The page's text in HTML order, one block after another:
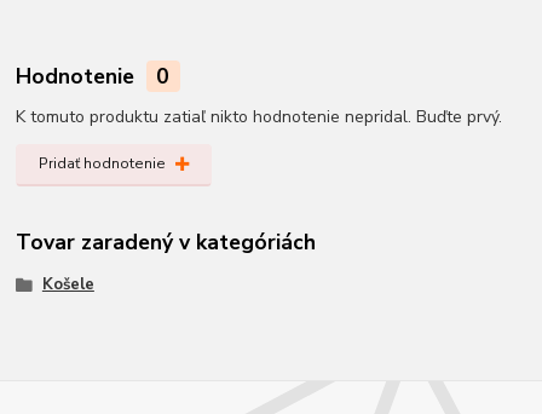
Hodnotenie 0
K tomuto produktu zatiaľ nikto hodnotenie nepridal. Buďte prvý.
Pridať hodnotenie
Tovar zaradený v kategóriách
Košele